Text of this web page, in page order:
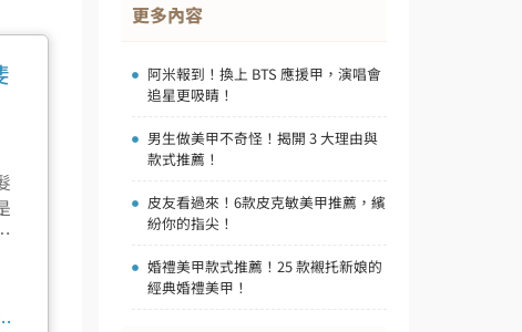
更多內容
阿米報到！換上 BTS 應援甲，演唱會
追星更吸睛！
男生做美甲不奇怪！揭開 3 大理由與
款式推薦！
皮友看過來！6款皮克敏美甲推薦，繽
紛你的指尖！
婚禮美甲款式推薦！25 款襯托新娘的
經典婚禮美甲！